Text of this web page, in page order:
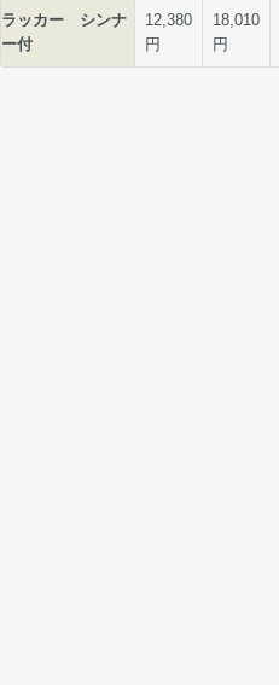
ラッカー シンナ
ー付
12,380
円
18,010
円